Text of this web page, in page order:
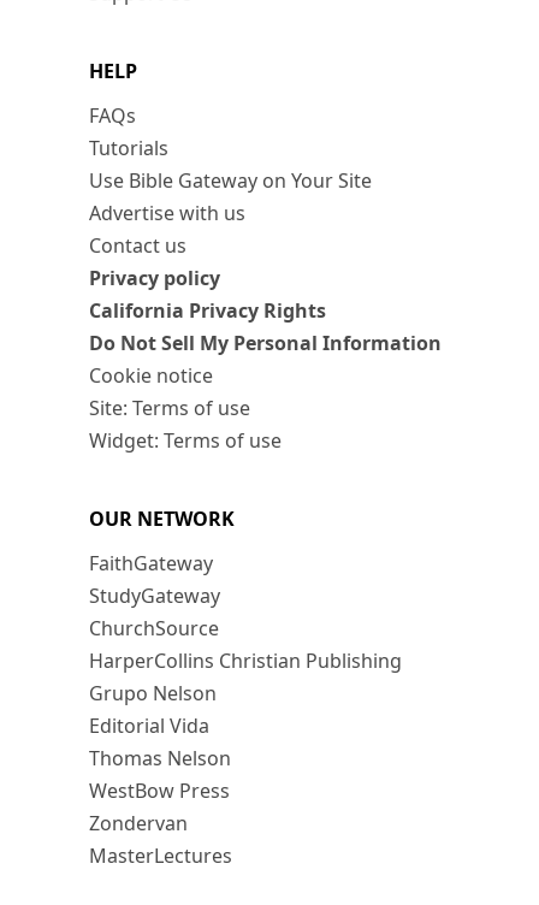
HELP
FAQs
Tutorials
Use Bible Gateway on Your Site
Advertise with us
Contact us
Privacy policy
California Privacy Rights
Do Not Sell My Personal Information
Cookie notice
Site: Terms of use
Widget: Terms of use
OUR NETWORK
FaithGateway
StudyGateway
ChurchSource
HarperCollins Christian Publishing
Grupo Nelson
Editorial Vida
Thomas Nelson
WestBow Press
Zondervan
MasterLectures